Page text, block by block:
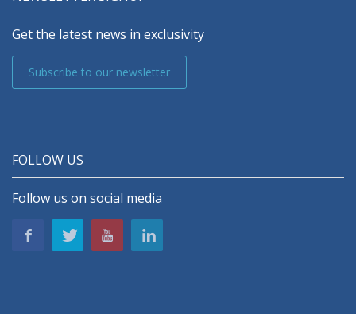
Get the latest news in exclusivity
Subscribe to our newsletter
FOLLOW US
Follow us on social media